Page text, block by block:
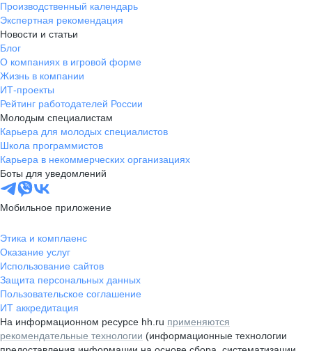
Производственный календарь
Экспертная рекомендация
Новости и статьи
Блог
О компаниях в игровой форме
Жизнь в компании
ИТ-проекты
Рейтинг работодателей России
Молодым специалистам
Карьера для молодых специалистов
Школа программистов
Карьера в некоммерческих организациях
Боты для уведомлений
Мобильное приложение
Этика и комплаенс
Оказание услуг
Использование сайтов
Защита персональных данных
Пользовательское соглашение
ИТ аккредитация
На информационном ресурсе hh.ru применяются
рекомендательные технологии (информационные технологии